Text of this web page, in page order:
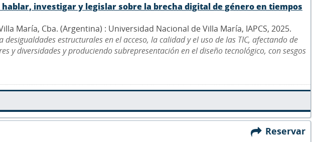
hablar, investigar y legislar sobre la brecha digital de género en tiempos
María, Cba. (Argentina) : Universidad Nacional de Villa María, IAPCS, 2025.
estructurales en el acceso, la calidad y el uso de las TIC, afectando de
y diversidades y produciendo subrepresentación en el diseño tecnológico, con sesgos
Reservar